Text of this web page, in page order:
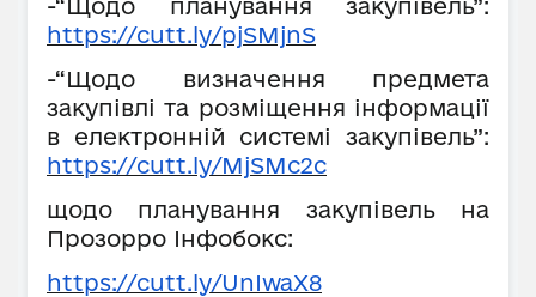
-“Щодо планування закупівель”:
https://cutt.ly/pjSMjnS
-“Щодо визначення предмета
закупівлі та розміщення інформації
в електронній системі закупівель”:
https://cutt.ly/MjSMc2c
щодо планування закупівель на
Прозорро Інфобокс:
https://cutt.ly/UnIwaX8